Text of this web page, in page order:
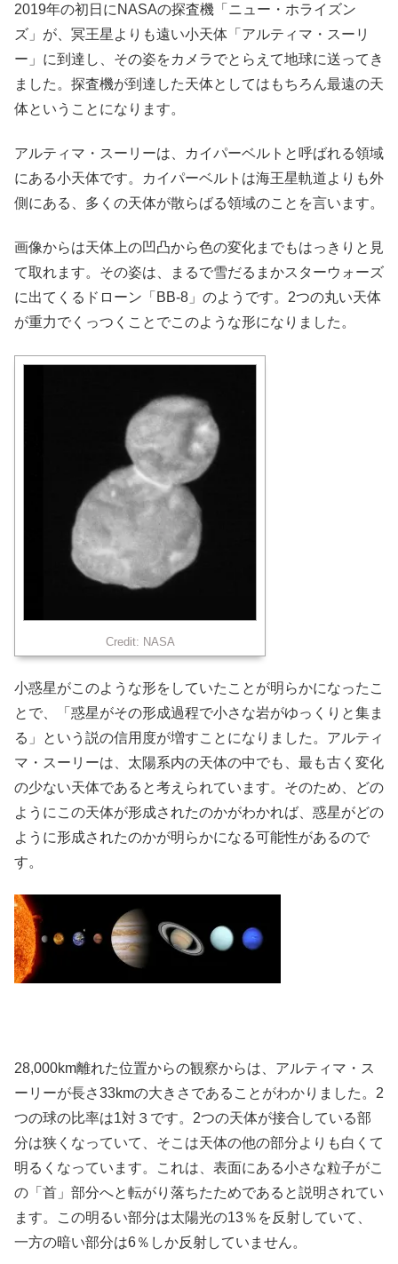
2019年の初日にNASAの探査機「ニュー・ホライズン
ズ」が、冥王星よりも遠い小天体「アルティマ・スーリ
ー」に到達し、その姿をカメラでとらえて地球に送ってき
ました。探査機が到達した天体としてはもちろん最遠の天
体ということになります。
アルティマ・スーリーは、カイパーベルトと呼ばれる領域
にある小天体です。カイパーベルトは海王星軌道よりも外
側にある、多くの天体が散らばる領域のことを言います。
画像からは天体上の凹凸から色の変化までもはっきりと見
て取れます。その姿は、まるで雪だるまかスターウォーズ
に出てくるドローン「BB-8」のようです。2つの丸い天体
が重力でくっつくことでこのような形になりました。
Credit: NASA
小惑星がこのような形をしていたことが明らかになったこ
とで、「惑星がその形成過程で小さな岩がゆっくりと集ま
る」という説の信用度が増すことになりました。アルティ
マ・スーリーは、太陽系内の天体の中でも、最も古く変化
の少ない天体であると考えられています。そのため、どの
ようにこの天体が形成されたのかがわかれば、惑星がどの
ように形成されたのかが明らかになる可能性があるので
す。
28,000km離れた位置からの観察からは、アルティマ・ス
ーリーが長さ33kmの大きさであることがわかりました。2
つの球の比率は1対３です。2つの天体が接合している部
分は狭くなっていて、そこは天体の他の部分よりも白くて
明るくなっています。これは、表面にある小さな粒子がこ
の「首」部分へと転がり落ちたためであると説明されてい
ます。この明るい部分は太陽光の13％を反射していて、
一方の暗い部分は6％しか反射していません。